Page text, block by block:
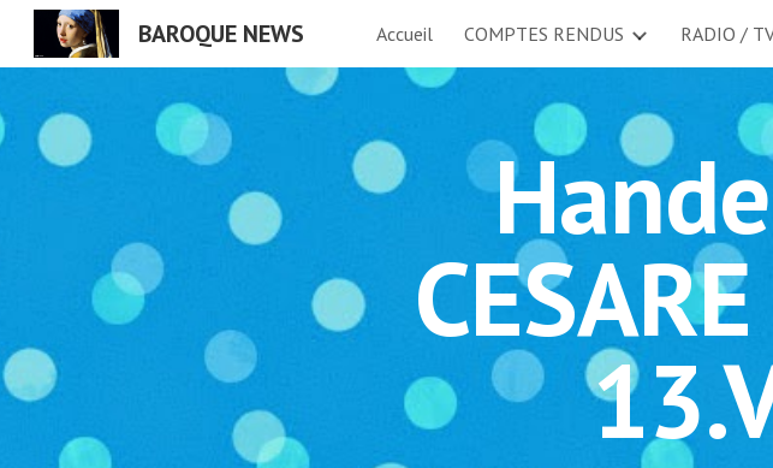
Skip to main content
BAROQUE NEWS Accueil COMPTES RENDUS RADIO /